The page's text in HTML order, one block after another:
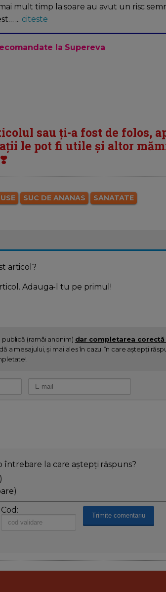
mult timp la soare au avut un risc
... citeste
la Supereva
sau ți-a fost de folos,
le pot fi utile și altor
SUC DE ANANAS SANATATE
articol?
Adauga-l tu pe primul!
(ramâi anonim) dar completarea corectă
a mesajului, și mai ales în cazul în care aștepți
întrebare la care aștepți răspuns?
Cod: